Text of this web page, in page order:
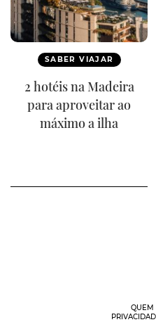
SABER VIAJAR
2 hotéis na Madeira
para aproveitar ao
máximo a ilha
QUEM